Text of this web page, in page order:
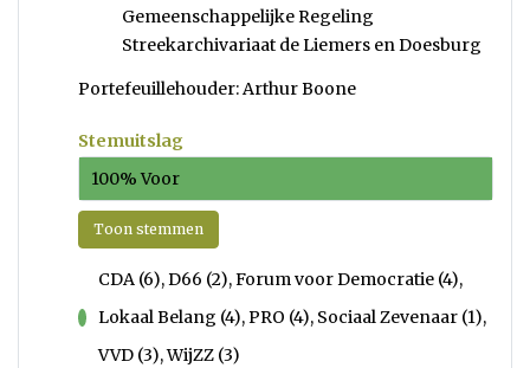
Gemeenschappelijke Regeling
Streekarchivariaat de Liemers en Doesburg
Portefeuillehouder: Arthur Boone
Stemuitslag
100% Voor
Toon stemmen
CDA (6), D66 (2), Forum voor Democratie (4),
Lokaal Belang (4), PRO (4), Sociaal Zevenaar (1),
VVD (3), WijZZ (3)